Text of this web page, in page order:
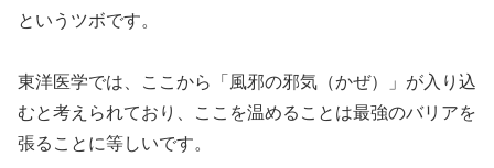
というツボです。
東洋医学では、ここから「風邪の邪気（かぜ）」が入り込
むと考えられており、ここを温めることは最強のバリアを
張ることに等しいです。